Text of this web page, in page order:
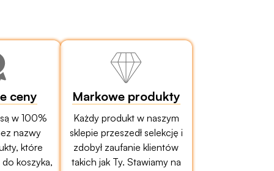
ceny
w 100%
nazwy
które
koszyka,
Markowe produkty
Każdy produkt w naszym
sklepie przeszedł selekcję i
zdobył zaufanie klientów
takich jak Ty. Stawiamy na